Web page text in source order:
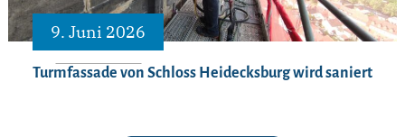
9. Juni 2026
Turmfassade von Schloss Heidecksburg wird saniert